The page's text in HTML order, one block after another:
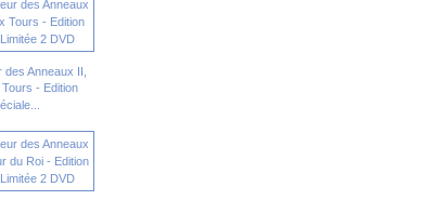
des Anneaux II,
- Edition